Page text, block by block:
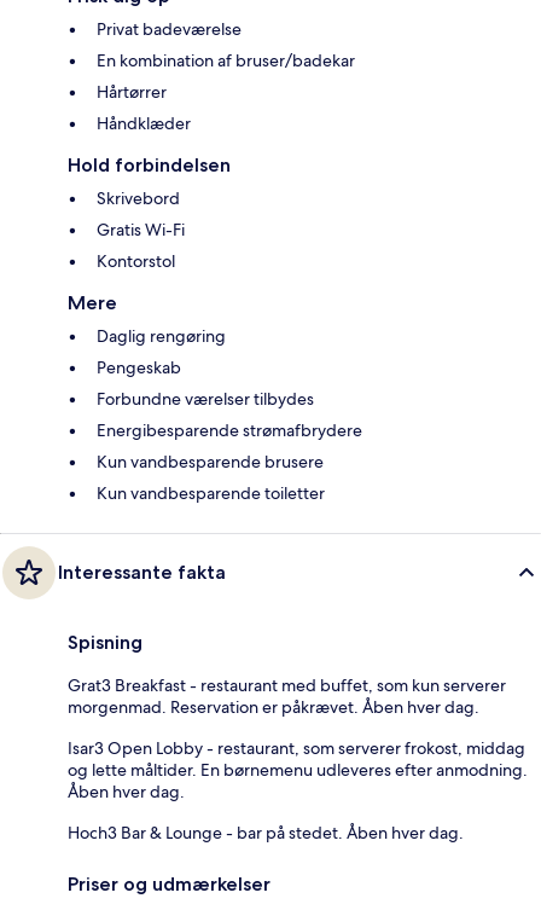
Privat badeværelse
En kombination af bruser/badekar
Hårtørrer
Håndklæder
Hold forbindelsen
Skrivebord
Gratis Wi-Fi
Kontorstol
Mere
Daglig rengøring
Pengeskab
Forbundne værelser tilbydes
Energibesparende strømafbrydere
Kun vandbesparende brusere
Kun vandbesparende toiletter
Interessante fakta
Spisning
Grat3 Breakfast - restaurant med buffet, som kun serverer
morgenmad. Reservation er påkrævet. Åben hver dag.
Isar3 Open Lobby - restaurant, som serverer frokost, middag
og lette måltider. En børnemenu udleveres efter anmodning.
Åben hver dag.
Hoch3 Bar & Lounge - bar på stedet. Åben hver dag.
Priser og udmærkelser